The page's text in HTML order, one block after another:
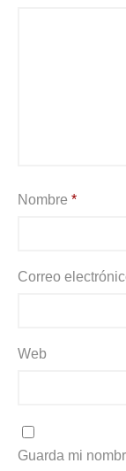
Nombre *
Correo
Web
Guarda mi